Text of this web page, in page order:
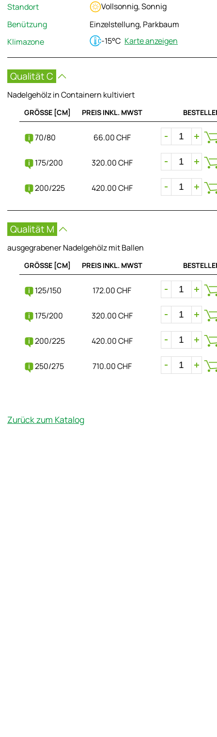
Standort
Vollsonnig, Sonnig
Benützung
Einzelstellung, Parkbaum
Klimazone
-15°C Karte anzeigen
Qualität C
Nadelgehölz in Containern kultiviert
GRÖSSE [CM] PREIS INKL. MWST
70/80 66.00 CHF
175/200 320.00 CHF
200/225 420.00 CHF
Qualität M
ausgegrabener Nadelgehölz mit Ballen
GRÖSSE [CM] PREIS INKL. MWST
125/150 172.00 CHF
175/200 320.00 CHF
200/225 420.00 CHF
250/275 710.00 CHF
Zurück zum Katalog